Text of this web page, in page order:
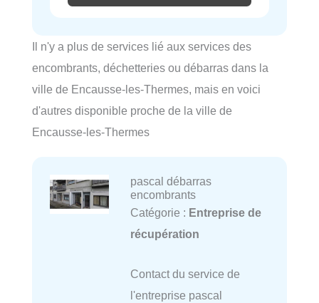
Il n'y a plus de services lié aux services des
encombrants, déchetteries ou débarras dans la
ville de Encausse-les-Thermes, mais en voici
d'autres disponible proche de la ville de
Encausse-les-Thermes
pascal débarras
encombrants
Catégorie : Entreprise de
récupération
Contact du service de
l'entreprise pascal